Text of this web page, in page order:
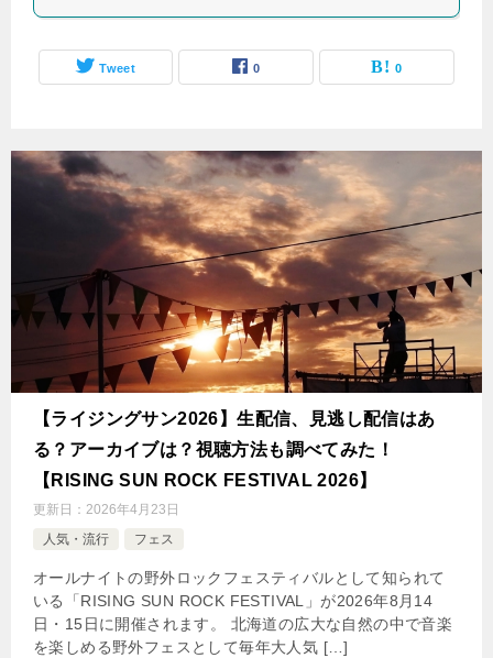
Tweet 0 0
【ライジングサン2026】生配信、見逃し配信はあ
る？アーカイブは？視聴方法も調べてみた！
【RISING SUN ROCK FESTIVAL 2026】
更新日： 2026年4月23日
人気・流行
フェス
オールナイトの野外ロックフェスティバルとして知られて
いる「RISING SUN ROCK FESTIVAL」が2026年8月14
日・15日に開催されます。 北海道の広大な自然の中で音楽
を楽しめる野外フェスとして毎年大人気 […]